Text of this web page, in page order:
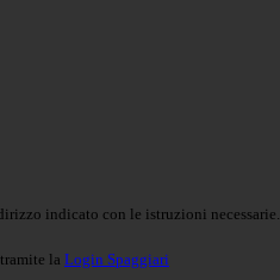
indicato con le istruzioni necessarie.
la Login Spaggiari